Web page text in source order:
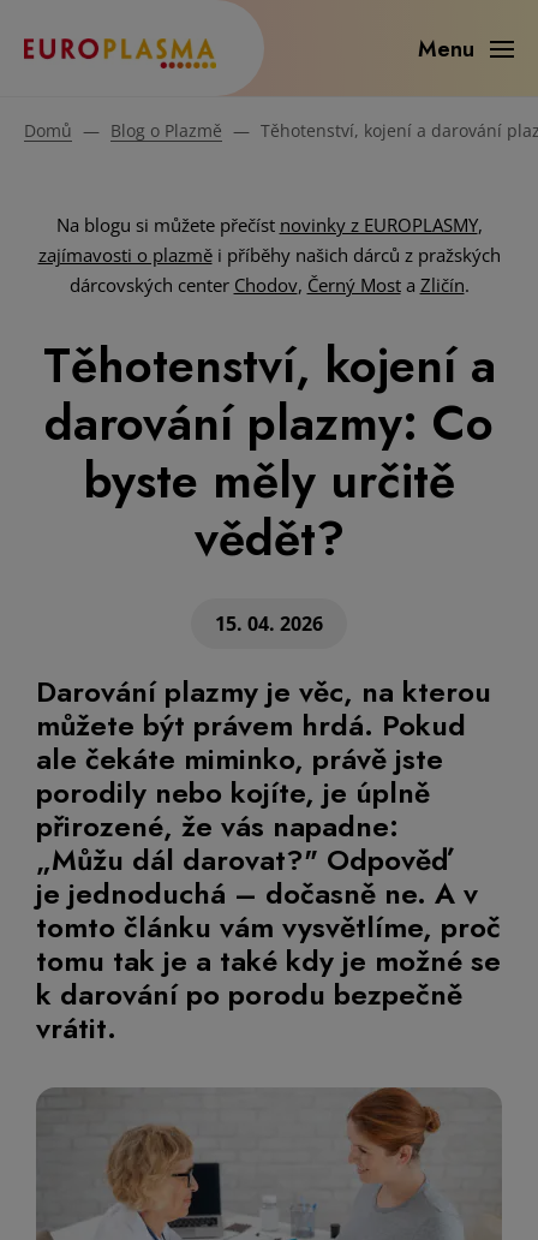
Menu
Domů — Blog o Plazmě — Těhotenství, kojení a darování
Na blogu si můžete přečíst novinky z EUROPLASMY,
zajímavosti o plazměi příběhy našich dárců z pražských
dárcovských center Chodov, Černý Mosta Zličín.
Těhotenství, kojení a
darování plazmy: Co
byste měly určitě
vědět?
15. 04. 2026
Darování plazmy je věc, na kterou
můžete být právem hrdá. Pokud
ale čekáte miminko, právě jste
porodily nebo kojíte, je úplně
přirozené, že vás napadne:
„Můžu dál darovat?" Odpověď
je jednoduchá – dočasně ne. A v
tomto článku vám vysvětlíme, proč
tomu tak je a také kdy je možné se
k darování po porodu bezpečně
vrátit.